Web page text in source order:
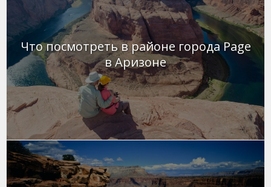
Что посмотреть в районе города Page
в Аризоне